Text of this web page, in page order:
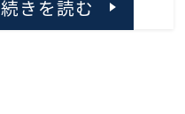
続きを読む